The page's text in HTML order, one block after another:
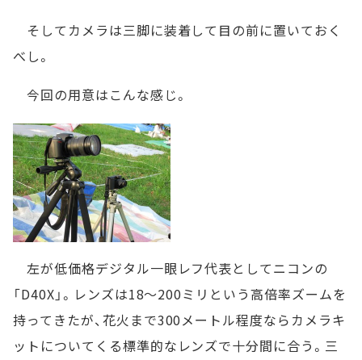
そしてカメラは三脚に装着して目の前に置いておく
べし。
今回の用意はこんな感じ。
左が低価格デジタル一眼レフ代表としてニコンの
「D40X」。レンズは18～200ミリという高倍率ズームを
持ってきたが、花火まで300メートル程度ならカメラキ
ットについてくる標準的なレンズで十分間に合う。三